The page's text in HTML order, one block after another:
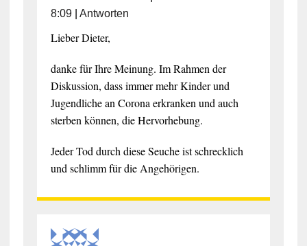
8:09| Antworten
Lieber Dieter,
danke für Ihre Meinung. Im Rahmen der
Diskussion, dass immer mehr Kinder und
Jugendliche an Corona erkranken und auch
sterben können, die Hervorhebung.
Jeder Tod durch diese Seuche ist schrecklich
und schlimm für die Angehörigen.